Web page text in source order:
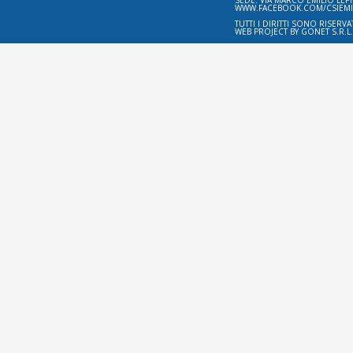
WWW.FACEBOOK.COM/
TUTTI I DIRITTI SONO
WEB PROJECT BY GONET S.R.L.